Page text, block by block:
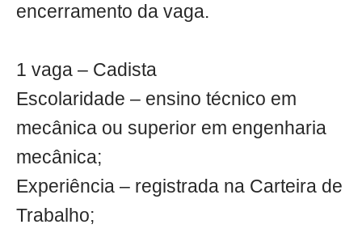
encerramento da vaga.
1 vaga – Cadista
Escolaridade – ensino técnico em
mecânica ou superior em engenharia
mecânica;
Experiência – registrada na Carteira de
Trabalho;